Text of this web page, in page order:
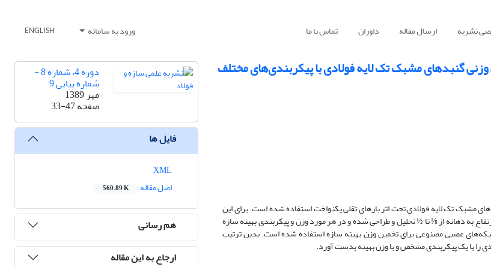
نشریه ارسال مقاله داوران تماس با ما ورود به سامانه ENGLISH
گنبدهای مشبک تک لایه فولادی با پیکربندی‌های مختلف
مشبک تک لایه فولادی تحت اثر بارهای ثقلی یکنواخت استفاده شده است. برای این
مختلف و با دهانه‌هایی از ۱۰ تا ۵۰ متر و نسبت‌های ارتفاع به دهانه از ⅛ تا ½ تحلیل و طراحی شده و در هر مورد وزن و پیکربندی بهینه سازه
عصبی مصنوعی برای تخمین وزن بهینه سازه استفاده شده است. بدین ترتیب
را با یک پیکربندی مشخص و با وزن بهینه بدست آورد.
دوره 4، شماره 8 -
شماره پیاپی 9
مهر 1389
صفحه33-47
فایل ها
اصل مقاله
560.89 K
هم رسانی
ارجاع به این مقاله